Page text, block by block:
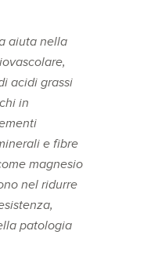
aiuta nella
acidi grassi
in
e fibre
magnesio
nel ridurre
patologia